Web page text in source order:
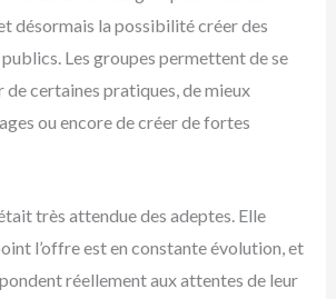
désormais la possibilité créer des
Les groupes permettent de se
certaines pratiques, de mieux
ou encore de créer de fortes
très attendue des adeptes. Elle
l’offre est en constante évolution, et
réellement aux attentes de leur